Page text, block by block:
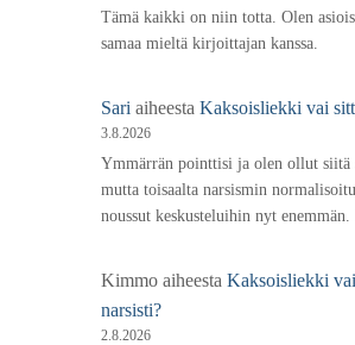
Tämä kaikki on niin totta. Olen
samaa mieltä kirjoittajan kanssa.
Sari aiheesta Kaksoisliekki vai
3.8.2026
Ymmärrän pointtisi ja olen ollut siitä
mutta toisaalta narsismin
noussut keskusteluihin nyt
Kimmo aiheesta Kaksoisliekki
narsisti?
2.8.2026